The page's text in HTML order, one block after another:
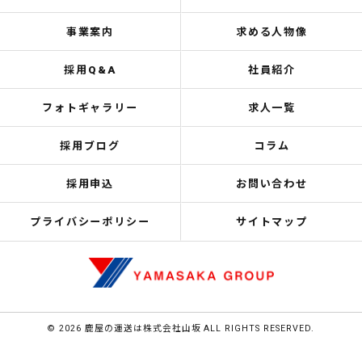
事業案内 求める人物像
採用Q&A 社員紹介
フォトギャラリー 求人一覧
採用ブログ コラム
採用申込 お問い合わせ
プライバシーポリシー サイトマップ
© 2026 鹿屋の運送は株式会社山坂 ALL RIGHTS RESERVED.